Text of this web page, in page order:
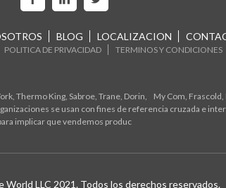
BLOG LOCALIZACION
POLITICA DE PRIVACIDAD TERMINOS Y CONDICIONES
Thermo King, Sabroe, Trane, Dorin, My Com, Frascold,
se usan con fines de referencia cruzada e
implicar que vendemos produc
LLC 2021. Todos los derechos reservados.